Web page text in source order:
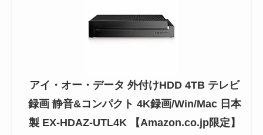
アイ・オー・データ 外付けHDD 4TB テレビ
録画 静音&コンパクト 4K録画/Win/Mac 日本
製 EX-HDAZ-UTL4K 【Amazon.co.jp限定】